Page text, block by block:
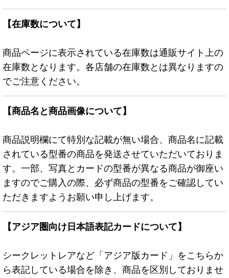
【在庫数について】
商品ページに表示されている在庫数は通販サイト上の
在庫数となります。各店舗の在庫数とは異なりますの
でご注意ください。
【商品名と商品画像について】
商品説明欄にて特別な記載が無い場合、商品名に記載
されている型番の商品を発送させていただいておりま
す。一部、写真とカードの型番が異なる商品が御座い
ますのでご購入の際、必ず商品の型番をご確認してい
ただきますようお願い申し上げます。
【アジア圏向け日本語表記カードについて】
シークレットレアなど「アジア版カード」をこちらか
ら表記している場合を除き、商品を区別しておりませ